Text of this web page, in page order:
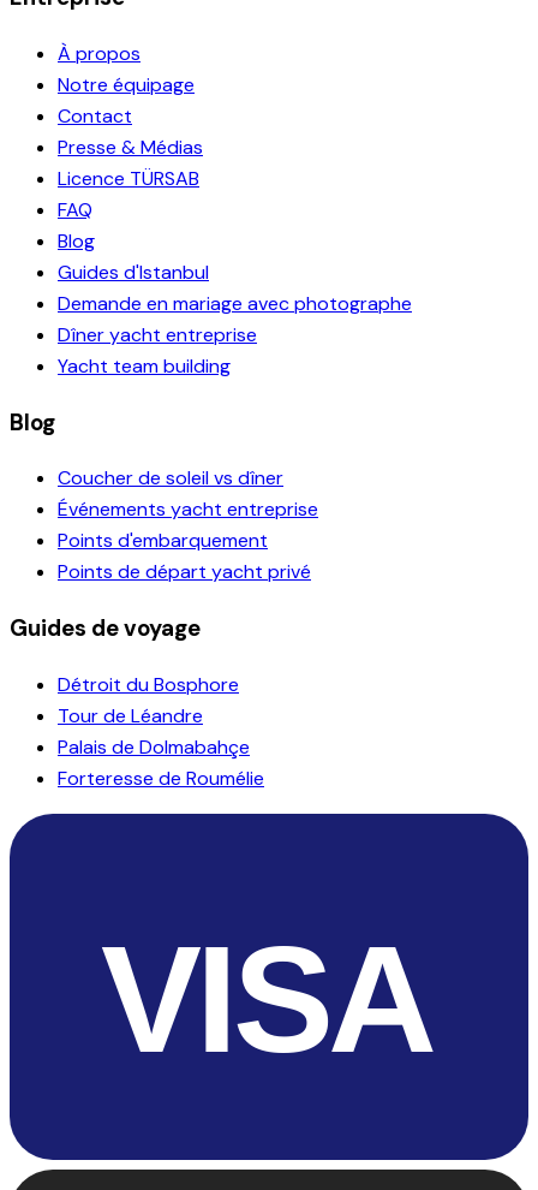
À propos
Notre équipage
Contact
Presse & Médias
Licence TÜRSAB
FAQ
Blog
Guides d'Istanbul
Demande en mariage avec photographe
Dîner yacht entreprise
Yacht team building
Blog
Coucher de soleil vs dîner
Événements yacht entreprise
Points d'embarquement
Points de départ yacht privé
Guides de voyage
Détroit du Bosphore
Tour de Léandre
Palais de Dolmabahçe
Forteresse de Roumélie
VISA